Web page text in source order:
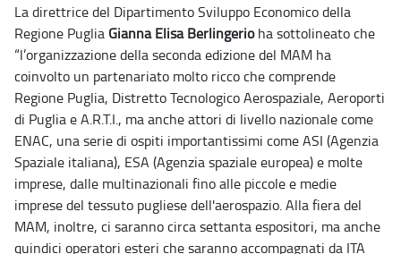
La direttrice del Dipartimento Sviluppo Economico della
Regione Puglia Gianna Elisa Berlingerioha sottolineato che
“l’organizzazione della seconda edizione del MAM ha
coinvolto un partenariato molto ricco che comprende
Regione Puglia, Distretto Tecnologico Aerospaziale, Aeroporti
di Puglia e A.R.T.I., ma anche attori di livello nazionale come
ENAC, una serie di ospiti importantissimi come ASI (Agenzia
Spaziale italiana), ESA (Agenzia spaziale europea) e molte
imprese, dalle multinazionali fino alle piccole e medie
imprese del tessuto pugliese dell'aerospazio. Alla fiera del
MAM, inoltre, ci saranno circa settanta espositori, ma anche
quindici operatori esteri che saranno accompagnati da ITA